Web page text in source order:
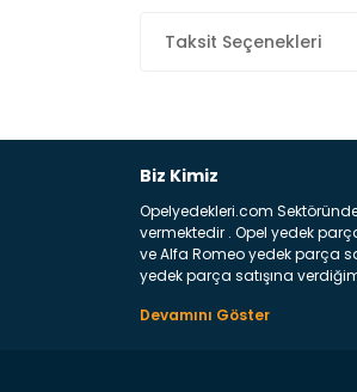
Taksit Seçenekleri
Biz Kimiz
Opelyedekleri.com
vermektedir . Opel yedek
ve Alfa Romeo yedek parça
yedek parça satışına
belirttiğimiz parçalar sizlere
üretilmiş disk ile teması